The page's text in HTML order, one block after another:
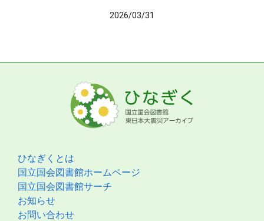
2026/03/31
ひなぎくとは
国立国会図書館ホームページ
国立国会図書館サーチ
お知らせ
お問い合わせ